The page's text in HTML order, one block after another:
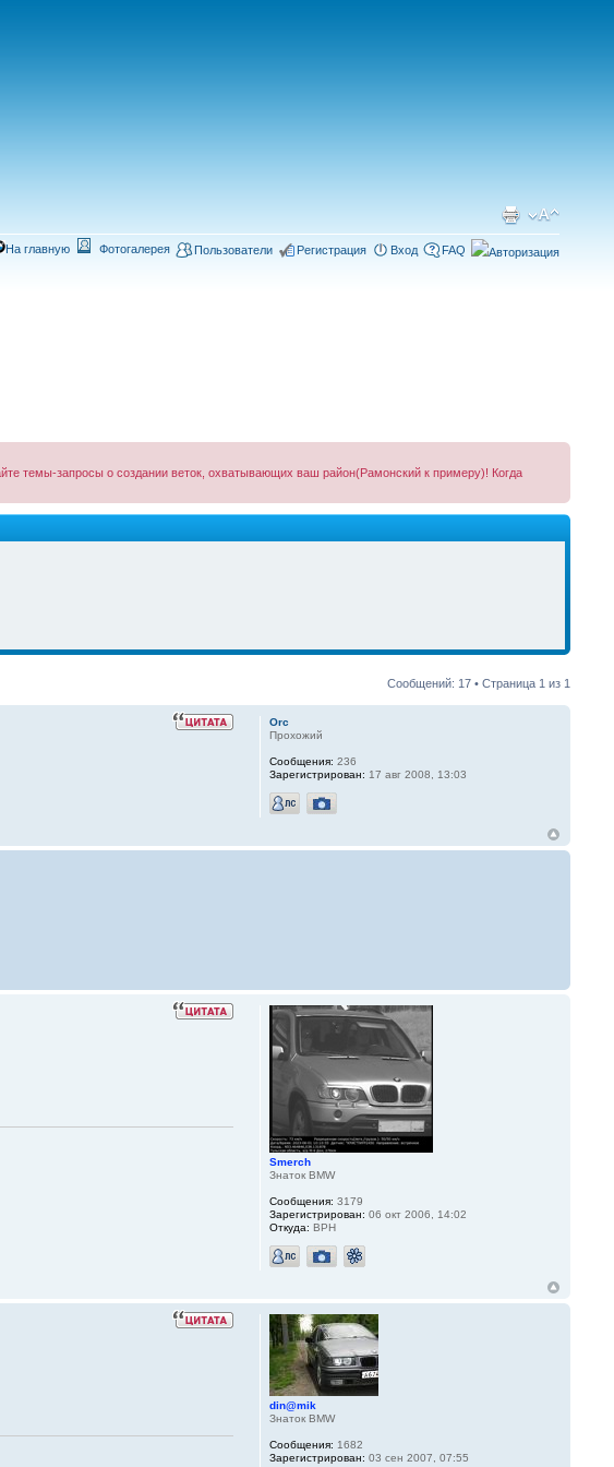
На главную Фотогалерея Пользователи Регистрация Вход FAQ
темы-запросы о создании веток, охватывающих ваш район(Рамонский к примеру)! Когда
Сообщений: 17 • Страница 1 из 1
Orc
Прохожий
Сообщения: 236
Зарегистрирован: 17 авг 2008, 13:03
Smerch
Знаток BMW
Сообщения: 3179
Зарегистрирован: 06 окт 2006, 14:02
Откуда: ВРН
din@mik
Знаток BMW
Сообщения: 1682
Зарегистрирован: 03 сен 2007, 07:55